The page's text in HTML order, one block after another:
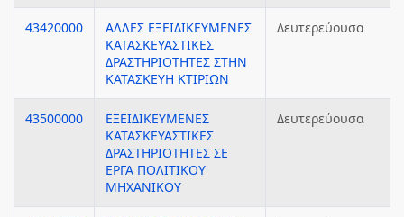
43420000
ΑΛΛΕΣ ΕΞΕΙΔΙΚΕΥΜΕΝΕΣ
ΚΑΤΑΣΚΕΥΑΣΤΙΚΕΣ
ΔΡΑΣΤΗΡΙΟΤΗΤΕΣ ΣΤΗΝ
ΚΑΤΑΣΚΕΥΗ ΚΤΙΡΙΩΝ
Δευτερεύουσα
43500000
ΕΞΕΙΔΙΚΕΥΜΕΝΕΣ
ΚΑΤΑΣΚΕΥΑΣΤΙΚΕΣ
ΔΡΑΣΤΗΡΙΟΤΗΤΕΣ ΣΕ
ΕΡΓΑ ΠΟΛΙΤΙΚΟΥ
ΜΗΧΑΝΙΚΟΥ
Δευτερεύουσα